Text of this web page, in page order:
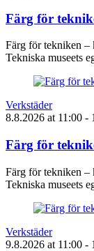
Färg för
Färg för tekniken –
Tekniska museets
Verkstäder
8.8.2026 at 11:00 -
Färg för
Färg för tekniken –
Tekniska museets
Verkstäder
9.8.2026 at 11:00 -